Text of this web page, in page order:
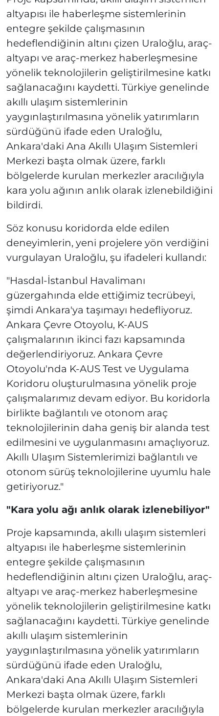
altyapısı ile haberleşme sistemlerinin
entegre şekilde çalışmasının
hedeflendiğinin altını çizen Uraloğlu, araç-
altyapı ve araç-merkez haberleşmesine
yönelik teknolojilerin geliştirilmesine katkı
sağlanacağını kaydetti. Türkiye genelinde
akıllı ulaşım sistemlerinin
yaygınlaştırılmasına yönelik yatırımların
sürdüğünü ifade eden Uraloğlu,
Ankara'daki Ana Akıllı Ulaşım Sistemleri
Merkezi başta olmak üzere, farklı
bölgelerde kurulan merkezler aracılığıyla
kara yolu ağının anlık olarak izlenebildiğini
bildirdi.
Söz konusu koridorda elde edilen
deneyimlerin, yeni projelere yön verdiğini
vurgulayan Uraloğlu, şu ifadeleri kullandı:
"Hasdal-İstanbul Havalimanı
güzergahında elde ettiğimiz tecrübeyi,
şimdi Ankara'ya taşımayı hedefliyoruz.
Ankara Çevre Otoyolu, K-AUS
çalışmalarının ikinci fazı kapsamında
değerlendiriyoruz. Ankara Çevre
Otoyolu'nda K-AUS Test ve Uygulama
Koridoru oluşturulmasına yönelik proje
çalışmalarımız devam ediyor. Bu koridorla
birlikte bağlantılı ve otonom araç
teknolojilerinin daha geniş bir alanda test
edilmesini ve uygulanmasını amaçlıyoruz.
Akıllı Ulaşım Sistemlerimizi bağlantılı ve
otonom sürüş teknolojilerine uyumlu hale
getiriyoruz."
"Kara yolu ağı anlık olarak izlenebiliyor"
Proje kapsamında, akıllı ulaşım sistemleri
altyapısı ile haberleşme sistemlerinin
entegre şekilde çalışmasının
hedeflendiğinin altını çizen Uraloğlu, araç-
altyapı ve araç-merkez haberleşmesine
yönelik teknolojilerin geliştirilmesine katkı
sağlanacağını kaydetti. Türkiye genelinde
akıllı ulaşım sistemlerinin
yaygınlaştırılmasına yönelik yatırımların
sürdüğünü ifade eden Uraloğlu,
Ankara'daki Ana Akıllı Ulaşım Sistemleri
Merkezi başta olmak üzere, farklı
bölgelerde kurulan merkezler aracılığıyla